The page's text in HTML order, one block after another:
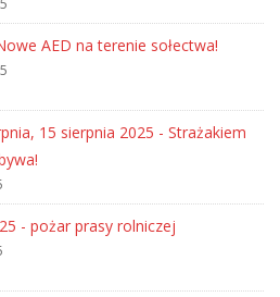
AED na terenie sołectwa!
15 sierpnia 2025 - Strażakiem
- pożar prasy rolniczej